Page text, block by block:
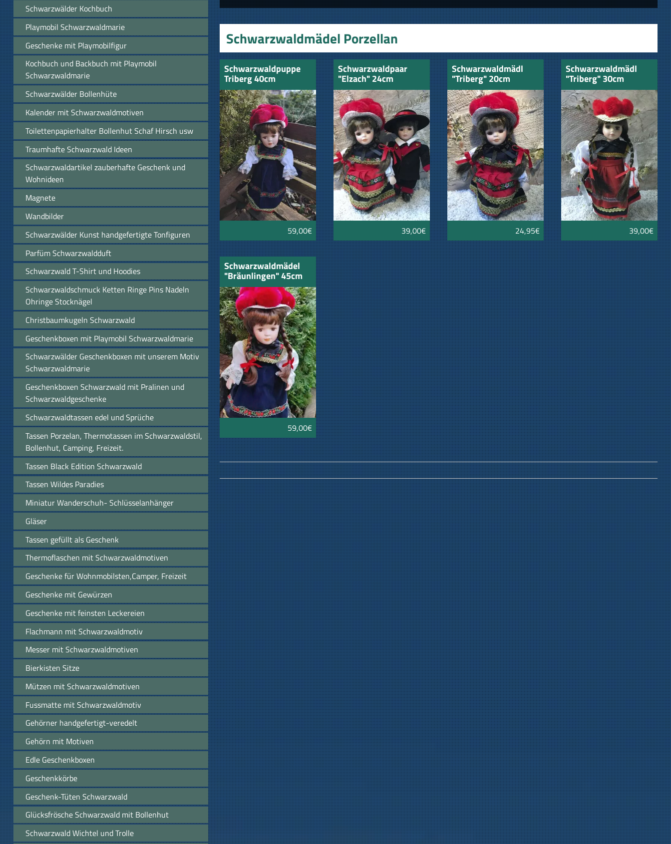
Schwarzwälder Kochbuch
Playmobil Schwarzwaldmarie
Geschenke mit Playmobilfigur
Kochbuch und Backbuch mit Playmobil
Schwarzwaldmarie
Schwarzwälder Bollenhüte
Kalender mit Schwarzwaldmotiven
Toilettenpapierhalter Bollenhut Schaf Hirsch usw
Traumhafte Schwarzwald Ideen
Schwarzwaldartikel zauberhafte Geschenk und
Wohnideen
Magnete
Wandbilder
Schwarzwälder Kunst handgefertigte Tonfiguren
Parfüm Schwarzwaldduft
Schwarzwald T-Shirt und Hoodies
Schwarzwaldschmuck Ketten Ringe Pins Nadeln
Ohringe Stocknägel
Christbaumkugeln Schwarzwald
Geschenkboxen mit Playmobil Schwarzwaldmarie
Schwarzwälder Geschenkboxen mit unserem Motiv
Schwarzwaldmarie
Geschenkboxen Schwarzwald mit Pralinen und
Schwarzwaldgeschenke
Schwarzwaldtassen edel und Sprüche
Tassen Porzelan, Thermotassen im Schwarzwaldstil,
Bollenhut, Camping, Freizeit.
Tassen Black Edition Schwarzwald
Tassen Wildes Paradies
Miniatur Wanderschuh- Schlüsselanhänger
Gläser
Tassen gefüllt als Geschenk
Thermoflaschen mit Schwarzwaldmotiven
Geschenke für Wohnmobilsten,Camper, Freizeit
Geschenke mit Gewürzen
Geschenke mit feinsten Leckereien
Flachmann mit Schwarzwaldmotiv
Messer mit Schwarzwaldmotiven
Bierkisten Sitze
Mützen mit Schwarzwaldmotiven
Fussmatte mit Schwarzwaldmotiv
Gehörner handgefertigt-veredelt
Gehörn mit Motiven
Edle Geschenkboxen
Geschenkkörbe
Geschenk-Tüten Schwarzwald
Glücksfrösche Schwarzwald mit Bollenhut
Schwarzwald Wichtel und Trolle
Schwarzwaldmädel Porzellan
Schwarzwaldpuppe
Triberg 40cm
Porzelan
59,00€
Schwarzwaldpaar
"Elzach" 24cm
39,00€
Schwarzwaldmädl
"Triberg" 20cm
24,95€
Schwarzwaldmädl
"Triberg" 30cm
39,00€
Schwarzwaldmädel
"Bräunlingen" 45cm
59,00€